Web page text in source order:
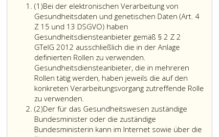
(1)Absatz
eins
Bei der elektronischen Verarbeitung von
Gesundheitsdaten und genetischen Daten (Art. 4
Z 15 und 13 DSGVO) haben
Gesundheitsdiensteanbieter gemäß § 2 Z 2
GTelG 2012 ausschließlich die in der Anlage
definierten Rollen zu verwenden.
Gesundheitsdiensteanbieter, die in mehreren
Rollen tätig werden, haben jeweils die auf den
konkreten Verarbeitungsvorgang zutreffende Rolle
zu verwenden.
der
elektronischen
Verarbeitung
(2)Absatz
2
Der für das Gesundheitswesen zuständige
Bundesminister oder die zuständige
Bundesministerin kann im Internet sowie über die